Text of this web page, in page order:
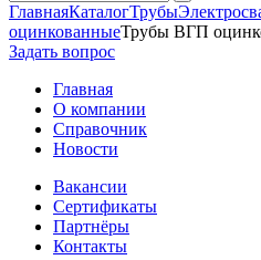
ГлавнаяКаталогТрубы
оцинкованныеТрубы ВГП
Задать вопрос
Главная
О компании
Справочник
Новости
Вакансии
Сертификаты
Партнёры
Контакты